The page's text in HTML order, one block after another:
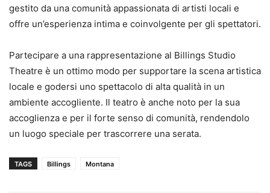
gestito da una comunità appassionata di artisti locali e
offre un’esperienza intima e coinvolgente per gli spettatori.
Partecipare a una rappresentazione al Billings Studio
Theatre è un ottimo modo per supportare la scena artistica
locale e godersi uno spettacolo di alta qualità in un
ambiente accogliente. Il teatro è anche noto per la sua
accoglienza e per il forte senso di comunità, rendendolo
un luogo speciale per trascorrere una serata.
TAGS Billings Montana